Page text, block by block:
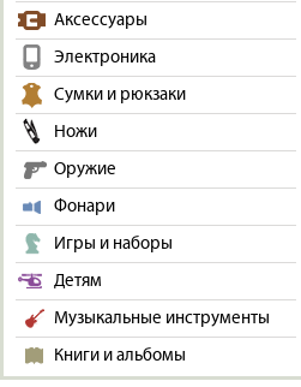
Аксессуары
Электроника
Сумки и рюкзаки
Ножи
Оружие
Фонари
Игры и наборы
Детям
Музыкальные инструменты
Книги и альбомы